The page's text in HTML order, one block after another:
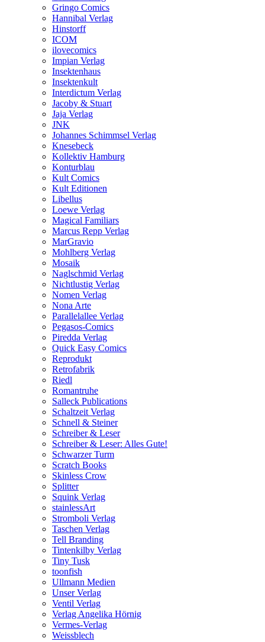
Gringo Comics
Hannibal Verlag
Hinstorff
ICOM
ilovecomics
Impian Verlag
Insektenhaus
Insektenkult
Interdictum Verlag
Jacoby & Stuart
Jaja Verlag
JNK
Johannes Schimmsel Verlag
Knesebeck
Kollektiv Hamburg
Konturblau
Kult Comics
Kult Editionen
Libellus
Loewe Verlag
Magical Familiars
Marcus Repp Verlag
MarGravio
Mohlberg Verlag
Mosaik
Naglschmid Verlag
Nichtlustig Verlag
Nomen Verlag
Nona Arte
Parallelallee Verlag
Pegasos-Comics
Piredda Verlag
Quick Easy Comics
Reprodukt
Retrofabrik
Riedl
Romantruhe
Salleck Publications
Schaltzeit Verlag
Schnell & Steiner
Schreiber & Leser
Schreiber & Leser: Alles Gute!
Schwarzer Turm
Scratch Books
Skinless Crow
Splitter
Squink Verlag
stainlessArt
Stromboli Verlag
Taschen Verlag
Tell Branding
Tintenkilby Verlag
Tiny Tusk
toonfish
Ullmann Medien
Unser Verlag
Ventil Verlag
Verlag Angelika Hörnig
Vermes-Verlag
Weissblech